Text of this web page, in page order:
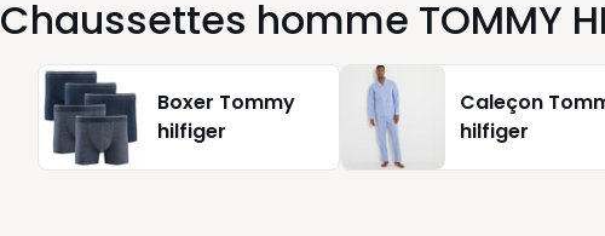
consultés
Chaussettes homme TOMMY
Boxer Tommy
hilfiger
Caleçon
hilfiger